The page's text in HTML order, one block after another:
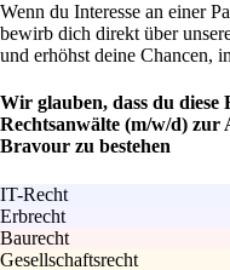
Wenn du Interesse an einer
bewirb dich direkt über
und erhöhst deine Chancen,
Wir glauben, dass du
Rechtsanwälte (m/w/d)
Bravour zu bestehen
IT-Recht
Erbrecht
Baurecht
Gesellschaftsrecht